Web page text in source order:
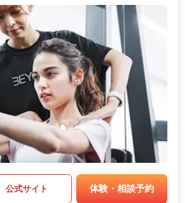
公式サイト 体験・相談予約